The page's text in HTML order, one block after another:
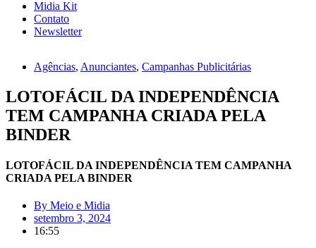
Midia Kit
Contato
Newsletter
Agências, Anunciantes, Campanhas Publicitárias
LOTOFÁCIL DA INDEPENDÊNCIA
TEM CAMPANHA CRIADA PELA
BINDER
LOTOFÁCIL DA INDEPENDÊNCIA TEM CAMPANHA
CRIADA PELA BINDER
By Meio e Midia
setembro 3, 2024
16:55